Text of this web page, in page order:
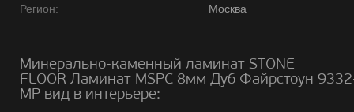
Регион:
Москва
Минерально-каменный ламинат STONE
FLOOR Ламинат MSPC 8мм Дуб Файрстоун
MР вид в интерьере: